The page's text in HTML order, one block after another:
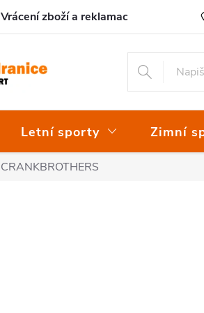
Vrácení zboží a reklamace
Letní sporty Zimní
CRANKBROTHERS